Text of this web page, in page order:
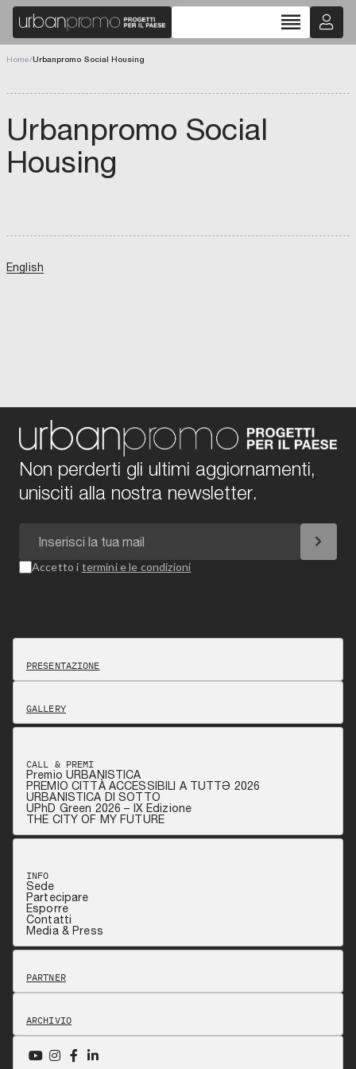
reorder
Home/Urbanpromo Social Housing
Urbanpromo Social
Housing
English
Non perderti gli ultimi aggiornamenti,
unisciti alla nostra newsletter.
chevron_right
Accetto i termini e le condizioni
PRESENTAZIONE
GALLERY
CALL & PREMI
Premio URBANISTICA
PREMIO CITTÀ ACCESSIBILI A TUTTƏ 2026
URBANISTICA DI SOTTO
UPhD Green 2026 – IX Edizione
THE CITY OF MY FUTURE
INFO
Sede
Partecipare
Esporre
Contatti
Media & Press
PARTNER
ARCHIVIO